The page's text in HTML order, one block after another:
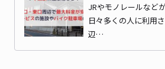
JRやモノレールなど
日々多くの人に利用
辺…